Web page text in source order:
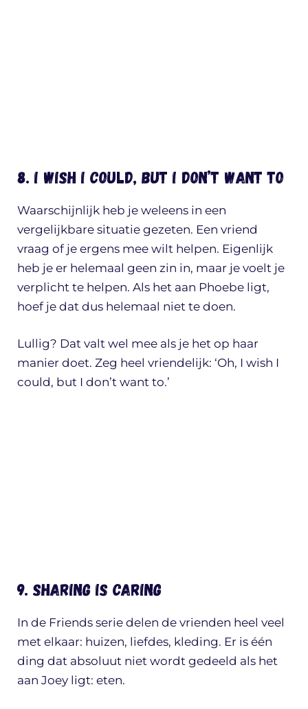
8. I wish I could, but I don’t want to
Waarschijnlijk heb je weleens in een
vergelijkbare situatie gezeten. Een vriend
vraag of je ergens mee wilt helpen. Eigenlijk
heb je er helemaal geen zin in, maar je voelt je
verplicht te helpen. Als het aan Phoebe ligt,
hoef je dat dus helemaal niet te doen.
Lullig? Dat valt wel mee als je het op haar
manier doet. Zeg heel vriendelijk: ‘Oh, I wish I
could, but I don’t want to.’
9. Sharing is caring
In de Friends serie delen de vrienden heel veel
met elkaar: huizen, liefdes, kleding. Er is één
ding dat absoluut niet wordt gedeeld als het
aan Joey ligt: eten.